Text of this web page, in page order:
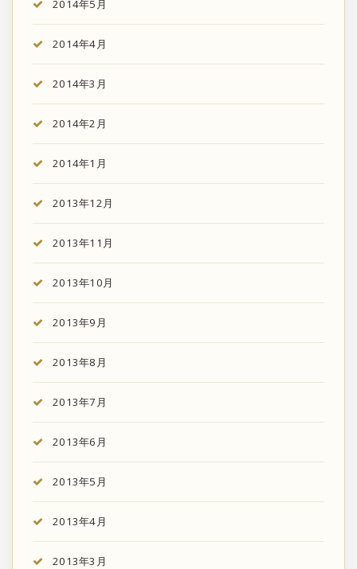
2014年5月
2014年4月
2014年3月
2014年2月
2014年1月
2013年12月
2013年11月
2013年10月
2013年9月
2013年8月
2013年7月
2013年6月
2013年5月
2013年4月
2013年3月